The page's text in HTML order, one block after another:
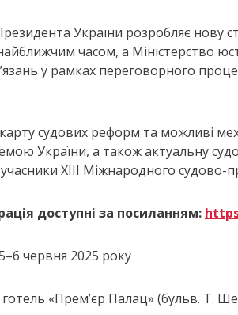
України розробляє нову
часом, а Міністерство
у рамках переговорного
судових реформ та можливі
України, а також актуальну
XIII Міжнародного судово-
доступні за посиланням:
червня 2025 року
готель «Прем’єр Палац» (бульв. Т.